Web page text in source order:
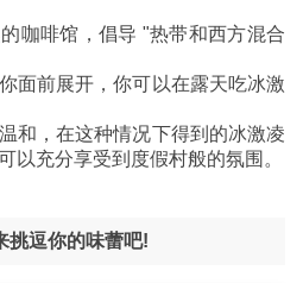
咖啡馆，倡导 "热带和西方混合
面前展开，你可以在露天吃冰激
和，在这种情况下得到的冰激凌
以充分享受到度假村般的氛围。
挑逗你的味蕾吧!